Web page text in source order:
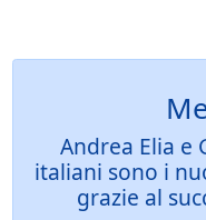
Andrea Elia e
italiani sono i
grazie al